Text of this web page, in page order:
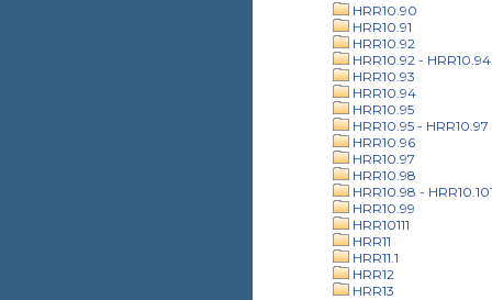
HRR10.90
HRR10.91
HRR10.92
HRR10.92 - HRR10.94
HRR10.93
HRR10.94
HRR10.95
HRR10.95 - HRR10.97
HRR10.96
HRR10.97
HRR10.98
HRR10.98 -
HRR10.99
HRR10111
HRR11
HRR11.1
HRR12
HRR13